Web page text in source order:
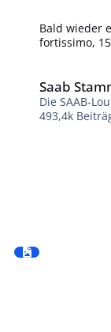
Bald wieder
fortissimo,
Saab
Die SAAB-
493,4k